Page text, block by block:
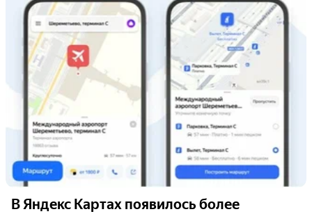
В Яндекс Картах появилось более